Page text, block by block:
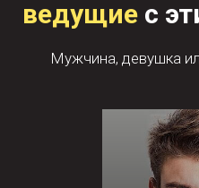
ведущие с
Мужчина, девушка